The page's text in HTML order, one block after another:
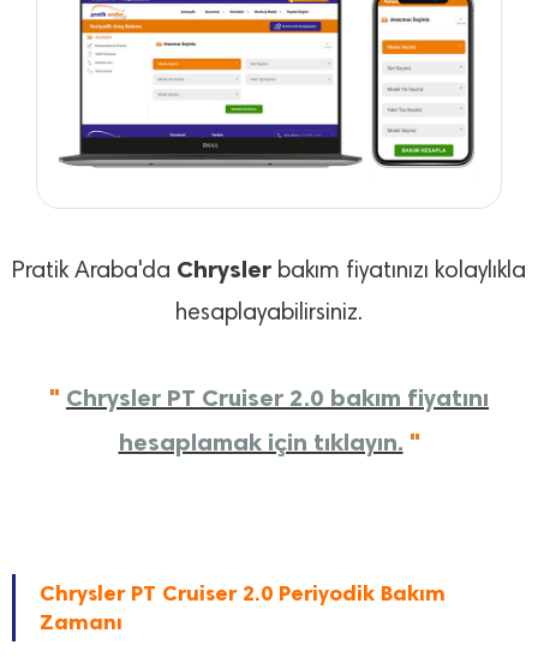
Pratik Araba'da Chrysler bakım fiyatınızı kolaylıkla
hesaplayabilirsiniz.
" Chrysler PT Cruiser 2.0 bakım fiyatını
hesaplamak için tıklayın. "
Chrysler PT Cruiser 2.0 Periyodik Bakım
Zamanı